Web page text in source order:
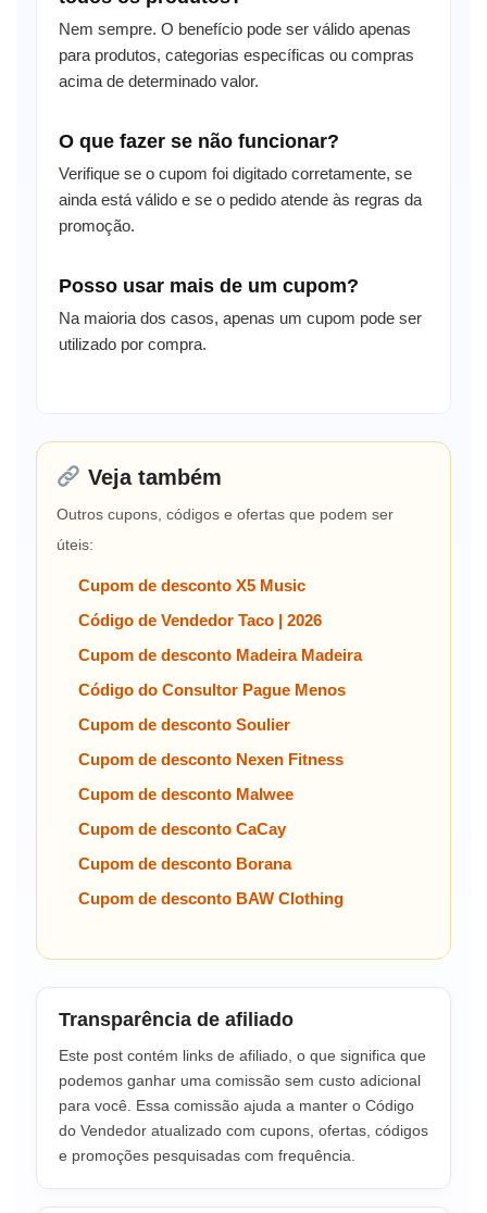
Nem sempre. O benefício pode ser válido apenas
para produtos, categorias específicas ou compras
acima de determinado valor.
O que fazer se não funcionar?
Verifique se o cupom foi digitado corretamente, se
ainda está válido e se o pedido atende às regras da
promoção.
Posso usar mais de um cupom?
Na maioria dos casos, apenas um cupom pode ser
utilizado por compra.
Veja também
Outros cupons, códigos e ofertas que podem ser
úteis:
Cupom de desconto X5 Music
Código de Vendedor Taco | 2026
Cupom de desconto Madeira Madeira
Código do Consultor Pague Menos
Cupom de desconto Soulier
Cupom de desconto Nexen Fitness
Cupom de desconto Malwee
Cupom de desconto CaCay
Cupom de desconto Borana
Cupom de desconto BAW Clothing
Transparência de afiliado
Este post contém links de afiliado, o que significa que
podemos ganhar uma comissão sem custo adicional
para você. Essa comissão ajuda a manter o Código
do Vendedor atualizado com cupons, ofertas, códigos
e promoções pesquisadas com frequência.